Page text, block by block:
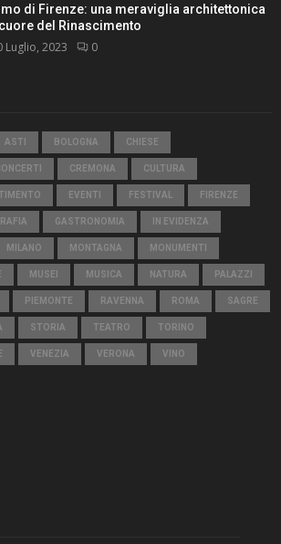
di Firenze: una meraviglia architettonica
del Rinascimento
Luglio, 2023 0
ASTI BOLOGNA CHIESE
CREMONA CULTURA
EVENTI FESTIVAL FIRENZE
GASTRONOMIA IN EVIDENZA
MILANO MONTAGNA MONUMENTI
MUSEI MUSICA NATURA PALAZZI
PIEMONTE RAVENNA ROMA SAGRE
STORIA TEATRO TORINO
VENEZIA VERONA VINO